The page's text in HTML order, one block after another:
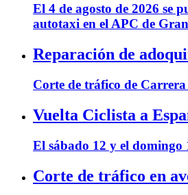
El 4 de agosto de 2026 se
autotaxi en el APC de
Reparación de
Corte de tráfico de
Vuelta Ciclista a
El sábado 12 y el domingo
Corte de tráfico en